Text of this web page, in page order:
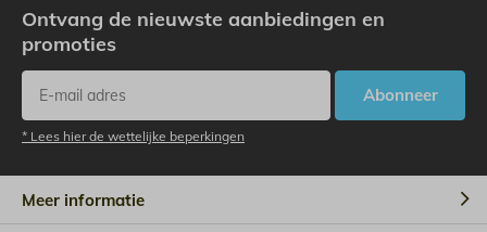
Ontvang de nieuwste aanbiedingen en
promoties
Abonneer
* Lees hier de wettelijke beperkingen
Meer informatie